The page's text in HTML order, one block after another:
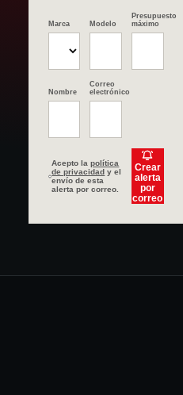
Marca Modelo
Presupuesto
máximo
Nombre
Correo
electrónico
Acepto lapolítica
de privacidad y el
envío de esta
alerta por correo.
Crear
alerta
por
correo